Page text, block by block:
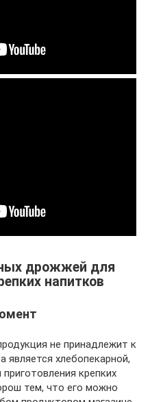
дрожжей для
напитков
не принадлежит к
является хлебопекарной,
крепких
тем, что его можно